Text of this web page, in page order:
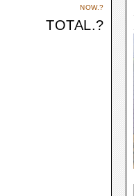
NOW.?
TOTAL.?